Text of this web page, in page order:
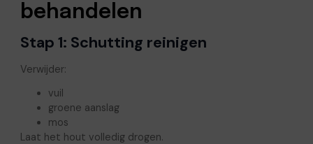
behandelen
Stap 1: Schutting reinigen
Verwijder:
vuil
groene aanslag
mos
Laat het hout volledig drogen.